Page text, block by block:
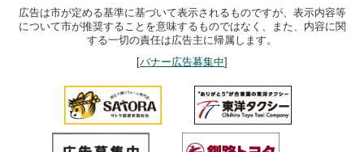
広告は市が定める基準に基づいて表示されるものですが、表示内容等
について市が推奨することを意味するものではなく、また、内容に関
する一切の責任は広告主に帰属します。
[バナー広告募集中]